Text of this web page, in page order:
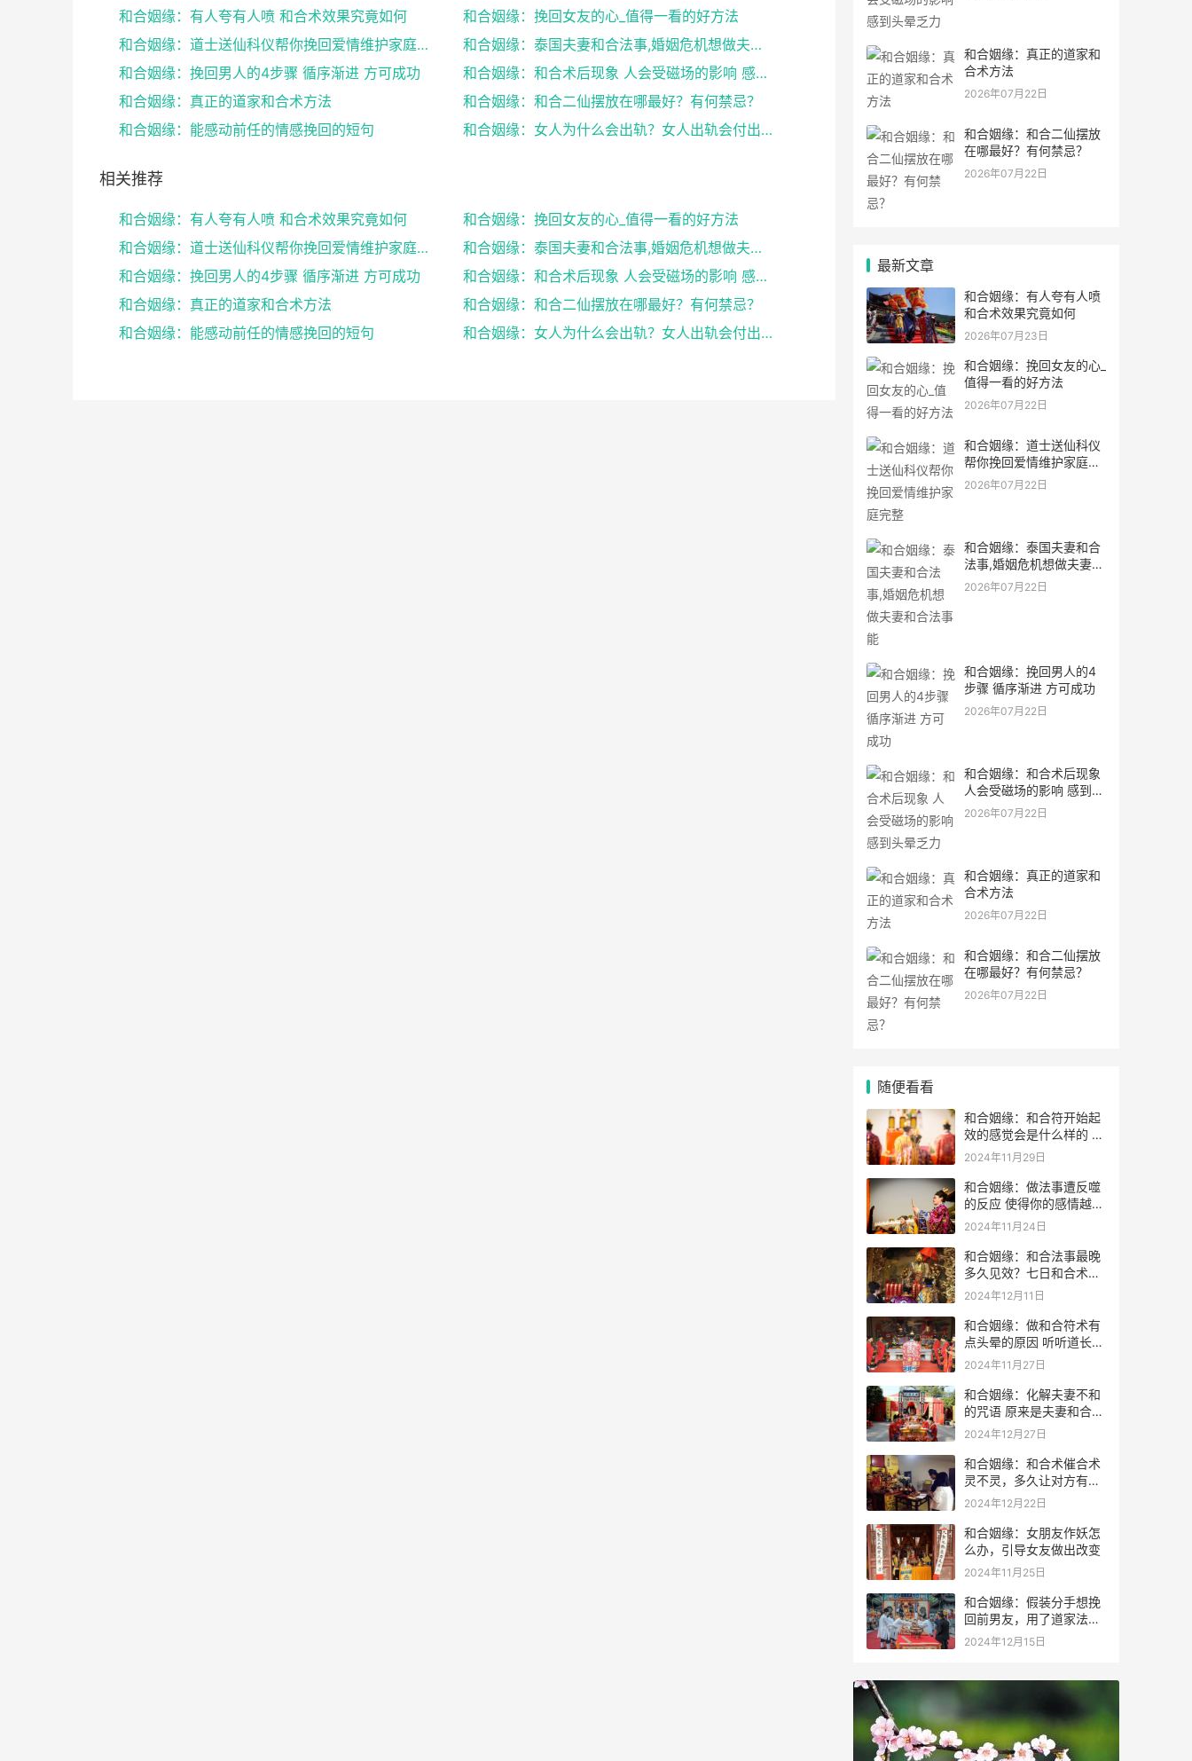
和合姻缘：有人夸有人喷 和合术效果究竟如何
和合姻缘：挽回女友的心_值得一看的好方法
和合姻缘：道士送仙科仪帮你挽回爱情维护家庭完整
和合姻缘：泰国夫妻和合法事,婚姻危机想做夫妻和合法...
和合姻缘：挽回男人的4步骤 循序渐进 方可成功
和合姻缘：和合术后现象 人会受磁场的影响 感到头晕...
和合姻缘：真正的道家和合术方法
和合姻缘：和合二仙摆放在哪最好？有何禁忌？
和合姻缘：能感动前任的情感挽回的短句
和合姻缘：女人为什么会出轨？女人出轨会付出感情吗？
相关推荐
和合姻缘：有人夸有人喷 和合术效果究竟如何
和合姻缘：挽回女友的心_值得一看的好方法
和合姻缘：道士送仙科仪帮你挽回爱情维护家庭完整
和合姻缘：泰国夫妻和合法事,婚姻危机想做夫妻和合法...
和合姻缘：挽回男人的4步骤 循序渐进 方可成功
和合姻缘：和合术后现象 人会受磁场的影响 感到头晕...
和合姻缘：真正的道家和合术方法
和合姻缘：和合二仙摆放在哪最好？有何禁忌？
和合姻缘：能感动前任的情感挽回的短句
和合姻缘：女人为什么会出轨？女人出轨会付出感情吗？
和合姻缘：真正的道家和
合术方法
2026年07月22日
和合姻缘：和合二仙摆放
在哪最好？有何禁忌？
2026年07月22日
最新文章
和合姻缘：有人夸有人喷
和合术效果究竟如何
2026年07月23日
和合姻缘：挽回女友的心_
值得一看的好方法
2026年07月22日
和合姻缘：道士送仙科仪
帮你挽回爱情维护家庭完
整
2026年07月22日
和合姻缘：泰国夫妻和合
法事,婚姻危机想做夫妻和
合法事能
2026年07月22日
和合姻缘：挽回男人的4
步骤 循序渐进 方可成功
2026年07月22日
和合姻缘：和合术后现象
人会受磁场的影响 感到头
晕乏力
2026年07月22日
和合姻缘：真正的道家和
合术方法
2026年07月22日
和合姻缘：和合二仙摆放
在哪最好？有何禁忌？
2026年07月22日
随便看看
和合姻缘：和合符开始起
效的感觉会是什么样的 如
何判断和合术是否起效
2024年11月29日
和合姻缘：做法事遭反噬
的反应 使得你的感情越变
越差
2024年11月24日
和合姻缘：和合法事最晚
多久见效？七日和合术可
靠吗？
2024年12月11日
和合姻缘：做和合符术有
点头晕的原因 听听道长的
解析
2024年11月27日
和合姻缘：化解夫妻不和
的咒语 原来是夫妻和合术
咒语
2024年12月27日
和合姻缘：和合术催合术
灵不灵，多久让对方有感
应？
2024年12月22日
和合姻缘：女朋友作妖怎
么办，引导女友做出改变
2024年11月25日
和合姻缘：假装分手想挽
回前男友，用了道家法术
成功进行挽回
2024年12月15日